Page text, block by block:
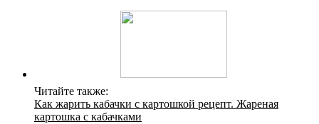
Читайте также:
Как жарить кабачки с картошкой рецепт. Жареная
картошка с кабачками